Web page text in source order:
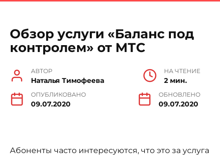
Обзор услуги «Баланс под
контролем» от МТС
АВТОР
Наталья Тимофеева
НА ЧТЕНИЕ
2 мин.
ОПУБЛИКОВАНО
09.07.2020
ОБНОВЛЕНО
09.07.2020
Абоненты часто интересуются, что это за услуга